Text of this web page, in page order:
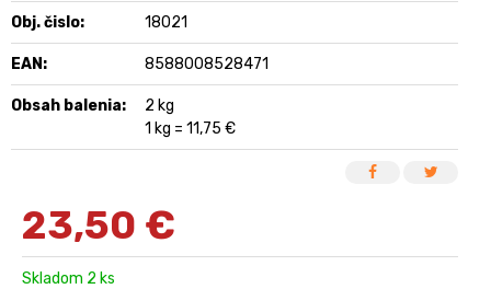
Obj. čislo: 18021
EAN: 8588008528471
Obsah balenia:
2 kg
1 kg = 11,75 €
23,50 €
Skladom 2 ks